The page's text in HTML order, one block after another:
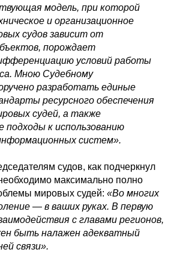
модель, при которой
и организационное
судов зависит от
порождает
условий работы
Мною Судебному
разработать единые
ресурсного обеспечения
судей, а также
подходы к использованию
систем».
судов, как подчеркнул
максимально полно
мировых судей: «Во многих
— в ваших руках. В первую
с главами регионов,
быть налажен адекватный
связи».